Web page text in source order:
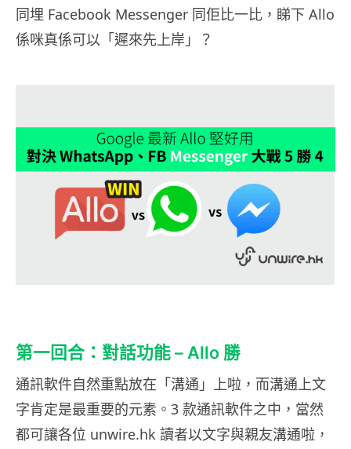
同埋 Facebook Messenger 同佢比一比，睇下 Allo
係咪真係可以「遲來先上岸」？
第一回合：對話功能 – Allo 勝
通訊軟件自然重點放在「溝通」上啦，而溝通上文
字肯定是最重要的元素。3 款通訊軟件之中，當然
都可讓各位 unwire.hk 讀者以文字與親友溝通啦，